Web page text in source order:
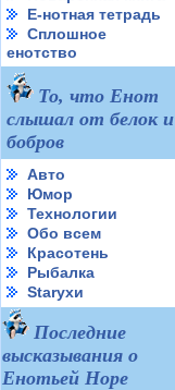
Е-нотная тетрадь
Сплошное
енотство
То, что Енот
слышал от белок и
бобров
Авто
Юмор
Технологии
Обо всем
Красотень
Рыбалка
Starухи
Последние
высказывания о
Енотьей Норе